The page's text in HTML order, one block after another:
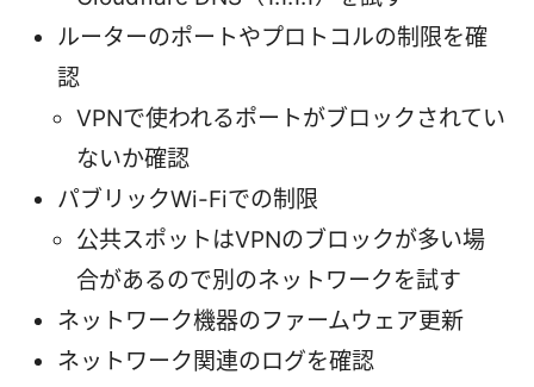
ルーターのポートやプロトコルの制限を確
認
VPNで使われるポートがブロックされてい
ないか確認
パブリックWi-Fiでの制限
公共スポットはVPNのブロックが多い場
合があるので別のネットワークを試す
ネットワーク機器のファームウェア更新
ネットワーク関連のログを確認